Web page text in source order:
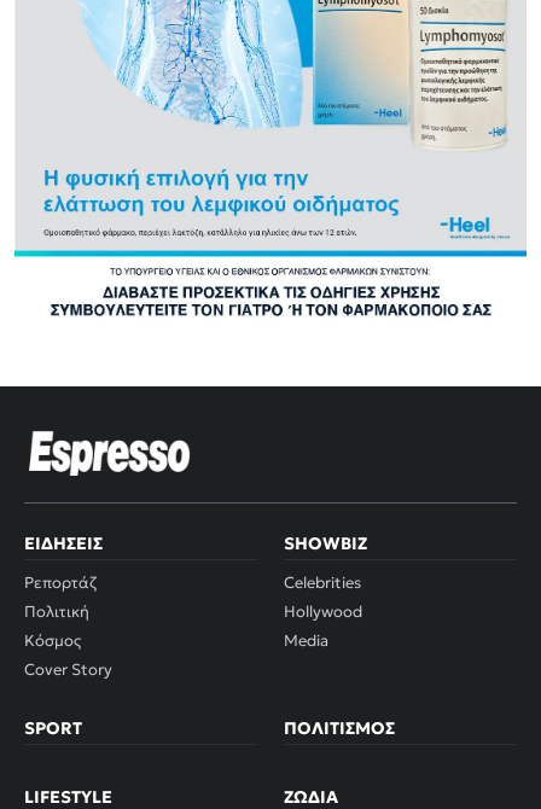
ΕΙΔΉΣΕΙΣ
Ρεπορτάζ
Πολιτική
Κόσμος
Cover Story
SHOWBIZ
Celebrities
Hollywood
Media
SPORT ΠΟΛΙΤΙΣΜΌΣ
LIFESTYLE ΖΏΔΙΑ